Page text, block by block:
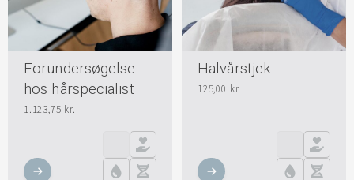
Forundersøgelse
hos hårspecialist
1.123,75 kr.
Halvårstjek
125,00 kr.